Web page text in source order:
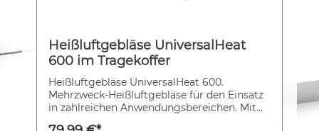
Heißluftgebläse UniversalHeat
600 im Tragekoffer
Heißluftgebläse UniversalHeat 600.
Mehrzweck-Heißluftgebläse für den Einsatz
in zahlreichen Anwendungsbereichen. Mit